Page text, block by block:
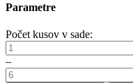
Parametre
Počet kusov v sade:
–